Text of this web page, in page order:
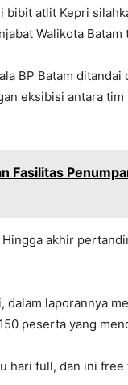
bibit atlit Kepri
Walikota Batam
BP Batam ditandai
eksibisi antara tim
Fasilitas
akhir
dalam laporannya
peserta yang
hari full, dan ini free